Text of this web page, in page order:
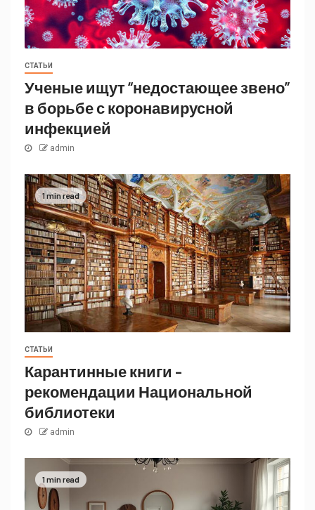
СТАТЬИ
Ученые ищут “недостающее звено”
в борьбе с коронавирусной
инфекцией
admin
1 min read
СТАТЬИ
Карантинные книги –
рекомендации Национальной
библиотеки
admin
1 min read